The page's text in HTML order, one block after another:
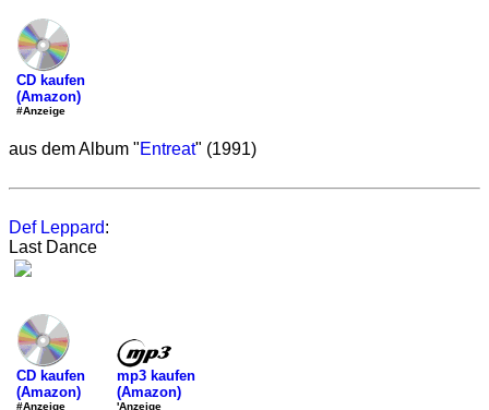
CD kaufen
(Amazon)
#Anzeige
aus dem Album "Entreat" (1991)
Def Leppard:
Last Dance
CD kaufen
(Amazon)
#Anzeige
mp3 kaufen
(Amazon)
'Anzeige